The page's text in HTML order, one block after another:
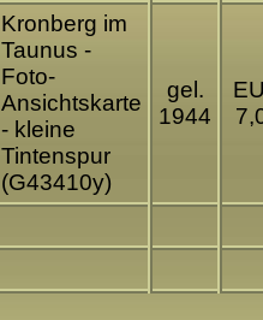
Kronberg im
Taunus -
Foto-
Ansichtskarte
- kleine
Tintenspur
(G43410y)
gel.
1944